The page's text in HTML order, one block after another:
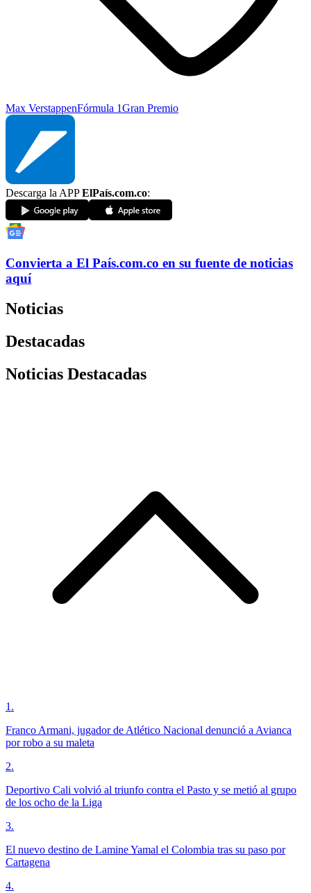
Max VerstappenFórmula 1Gran Premio
Descarga la APPElPaís.com.co:
Convierta a El País.com.co en su fuente de noticias
aquí
Noticias
Destacadas
Noticias Destacadas
1 .
Franco Armani, jugador de Atlético Nacional denunció a Avianca
por robo a su maleta
2.
Deportivo Cali volvió al triunfo contra el Pasto y se metió al grupo
de los ocho de la Liga
3.
El nuevo destino de Lamine Yamal el Colombia tras su paso por
Cartagena
4.